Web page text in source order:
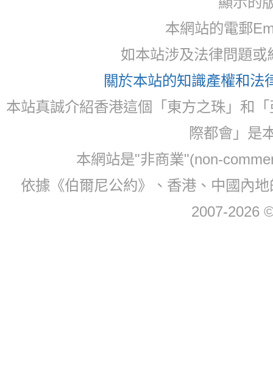
本網站的電郵
如本站涉及法律問題
關於本站的知識產權和法
本站真誠介紹香港這個「東方之珠」和
際都會」是
本網站是"非商業"(non-
依據《伯爾尼公約》、香港、中國內
2007-2026